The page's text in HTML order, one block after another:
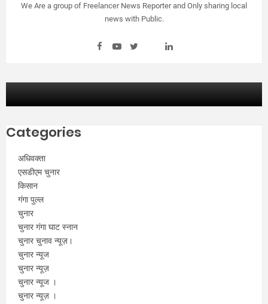
We Are a group of Freelancer News Reporter and Only sharing local
news with Public.
Categories
अधिवक्ता
एसडीएम चुनार
किसान
गंगा पुल्ल
चुनार
चुनार गंगा घाट स्नान
चुनार चुनाव न्यूज़।
चुनार न्यूज
चुनार न्यूज़
चुनार न्यूज ।
चुनार न्यूज़ ।